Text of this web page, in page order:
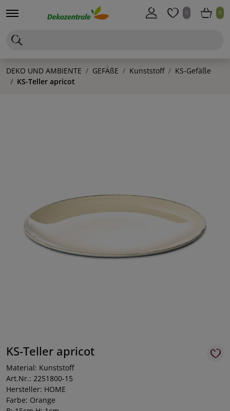
0 0
DEKO UND AMBIENTE GEFÄßE Kunststoff
KS-Gefäße
KS-Teller apricot
KS-Teller apricot
Material: Kunststoff
Art.Nr.: 2251800-15
Hersteller: HOME
Farbe: Orange